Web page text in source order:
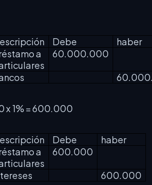
Debe
haber
a
60.000.000
1% =600.000
Debe
haber
a
600.000
600.000